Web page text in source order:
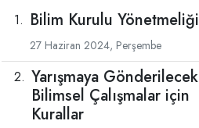
Bilim Kurulu Yönetmeliği
27 Haziran 2024, Perşembe
Yarışmaya Gönderilecek
Bilimsel Çalışmalar için
Kurallar